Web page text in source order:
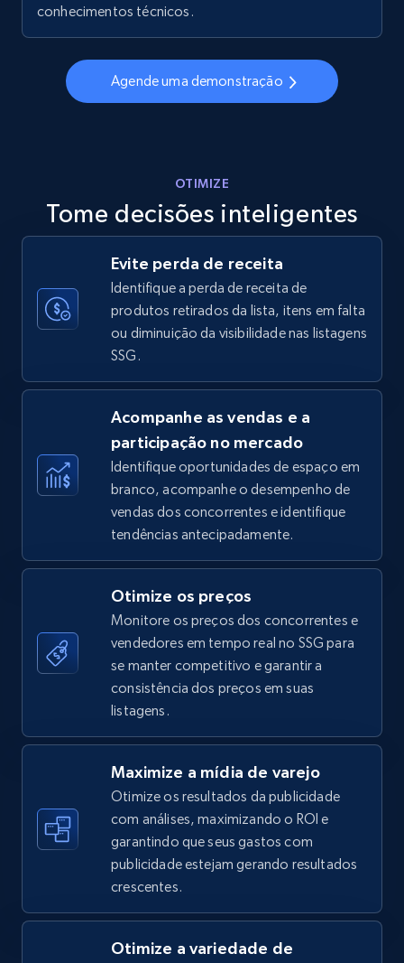
Walmart - products - Collects products by
specific keywords
URL, Final price, Sku, Currency, Gtin,
Specifications, Image urls, Top reviews, and
using sku numbers
URL, Final price, Sku, Currency, Gtin,
Specifications, Image urls, Top reviews, and
5.6K+ 874+ Comece agora
TikTok Shop
URL, Title, Available, Description, Currency, Initial
price, Final price, Discount percent, and more.
5.4K+ 667+ Comece agora
TikTok Shop - category
URL, Title, Available, Description, Currency, Initial
price, Final price, Discount percent, and more.
TikTok Shop - Collect TikTok shop products
by keywords search
URL, Title, Available, Description, Currency, Initial
price, Final price, Discount percent, and more.
conhecimentos técnicos.
Agende uma demonstração
OTIMIZE
Tome decisões inteligentes
Evite perda de receita
Identifique a perda de receita de
produtos retirados da lista, itens em falta
ou diminuição da visibilidade nas listagens
SSG.
Acompanhe as vendas e a
participação no mercado
Identifique oportunidades de espaço em
branco, acompanhe o desempenho de
vendas dos concorrentes e identifique
tendências antecipadamente.
Otimize os preços
Monitore os preços dos concorrentes e
vendedores em tempo real no SSG para
se manter competitivo e garantir a
consistência dos preços em suas
listagens.
Maximize a mídia de varejo
Otimize os resultados da publicidade
com análises, maximizando o ROI e
garantindo que seus gastos com
publicidade estejam gerando resultados
crescentes.
Otimize a variedade de